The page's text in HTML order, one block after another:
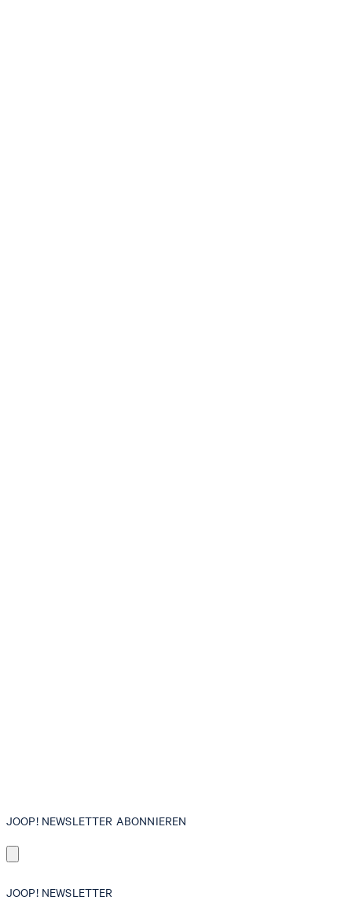
JOOP! NEWSLETTER ABONNIEREN
JOOP! NEWSLETTER